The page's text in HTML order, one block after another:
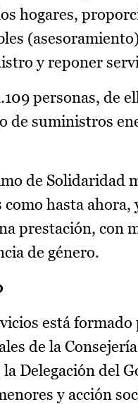
hogares,
y reponer
personas, de
de suministros
de Solidaridad
como hasta
prestación, con
de género.
está
de la
Delegación del
y acción